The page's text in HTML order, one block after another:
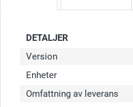
DETALJER
Version
Enheter
Omfattning av leverans